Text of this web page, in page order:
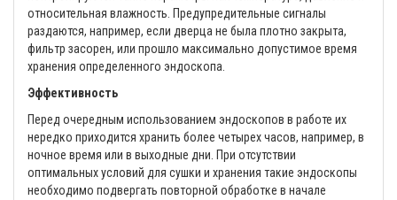
относительная влажность. Предупредительные сигналы
раздаются, например, если дверца не была плотно закрыта,
фильтр засорен, или прошло максимально допустимое время
хранения определенного эндоскопа.
Эффективность
Перед очередным использованием эндоскопов в работе их
нередко приходится хранить более четырех часов, например, в
ночное время или в выходные дни. При отсутствии
оптимальных условий для сушки и хранения такие эндоскопы
необходимо подвергать повторной обработке в начале